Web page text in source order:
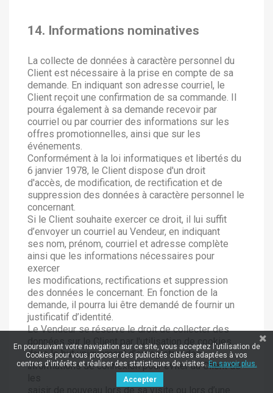
14. Informations nominatives
La collecte de données à caractère personnel du
Client est nécessaire à la prise en compte de sa
demande. En indiquant son adresse courriel, le
Client reçoit une confirmation de sa commande. Il
pourra également à sa demande recevoir par
courriel ou par courrier des informations sur les
offres promotionnelles, ainsi que sur les
événements.
Conformément à la loi informatiques et libertés du
6 janvier 1978, le Client dispose d'un droit
d'accès, de modification, de rectification et de
suppression des données à caractère personnel le
concernant.
Si le Client souhaite exercer ce droit, il lui suffit
d’envoyer un courriel au Vendeur, en indiquant
ses nom, prénom, courriel et adresse complète
ainsi que les informations nécessaires pour
exercer
les modifications, rectifications et suppression
des données le concernant. En fonction de la
demande, il pourra lui être demandé de fournir un
justificatif d’identité.
Le Vendeur se réserve le droit de collecter des
données sur le Client par l'utilisation de cookies
dans le but uniquement d’enregistrer des
informations de connexion pour éviter au Client de
saisir de nouveau lors de sa visite ou lors d’une
En poursuivant votre navigation sur ce site, vous acceptez l'utilisation de
Cookies pour vous proposer des publicités ciblées adaptées à vos
centres d'intérêts et réaliser des statistiques de visites. En savoir plus.
Accepter